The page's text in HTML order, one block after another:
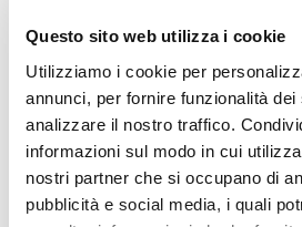
Questo sito web utilizza i cookie
Utilizziamo i cookie per
annunci, per fornire funzionalità
analizzare il nostro traffico.
informazioni sul modo in cui
nostri partner che si occupano di
pubblicità e social media, i quali
ospedali, provengono per
suolo”.
Il futuro delle città